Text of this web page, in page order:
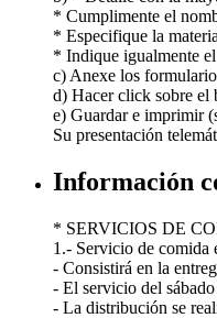
* Cumplimente el
* Especifique la
* Indique igualmente
c) Anexe los
d) Hacer click sobre el
e) Guardar e imprimir
Su presentación
Información
* SERVICIOS DE
1.- Servicio de comida
- Consistirá en la
- El servicio del
- La distribución se